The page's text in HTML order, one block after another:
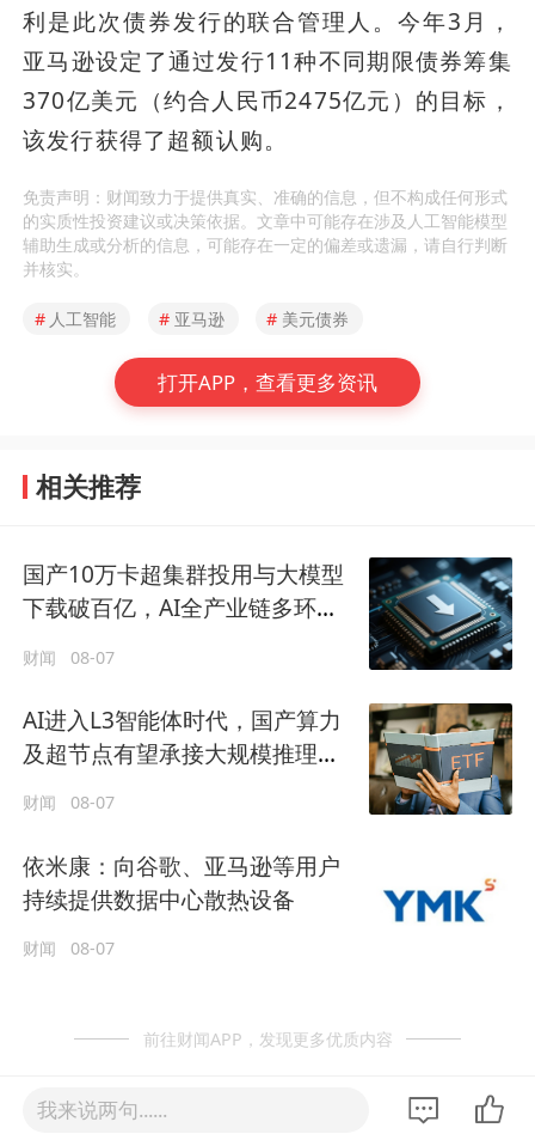
利是此次债券发行的联合管理人。今年3月，
亚马逊设定了通过发行11种不同期限债券筹集
370亿美元（约合人民币2475亿元）的目标，
该发行获得了超额认购。
免责声明：财闻致力于提供真实、准确的信息，但不构成任何形式
的实质性投资建议或决策依据。文章中可能存在涉及人工智能模型
辅助生成或分析的信息，可能存在一定的偏差或遗漏，请自行判断
并核实。
# 人工智能 # 亚马逊 # 美元债券
打开APP，查看更多资讯
相关推荐
国产10万卡超集群投用与大模型
下载破百亿，AI全产业链多环节
财闻 08-07
AI进入L3智能体时代，国产算力
及超节点有望承接大规模推理需
求
财闻 08-07
依米康：向谷歌、亚马逊等用户
持续提供数据中心散热设备
财闻 08-07
前往财闻APP，发现更多优质内容
我来说两句......